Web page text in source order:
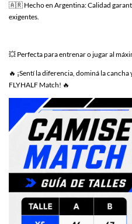
🇦🇷 Hecho en Argentina: Calidad
exigentes.
💥 Perfecta para entrenar o jugar al
🔥 ¡Sentí la diferencia, dominá la
FLYHALF Match! 🔥